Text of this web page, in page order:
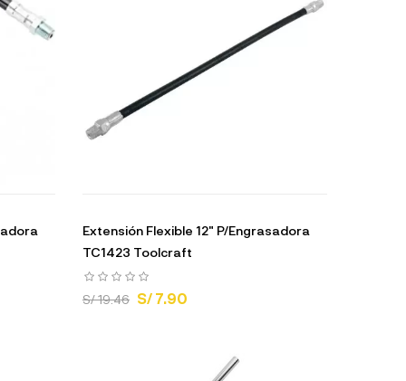
Extensión Flexible 12" P/Engrasadora
TC1423 Toolcraft
S/ 19.46 S/ 7.90